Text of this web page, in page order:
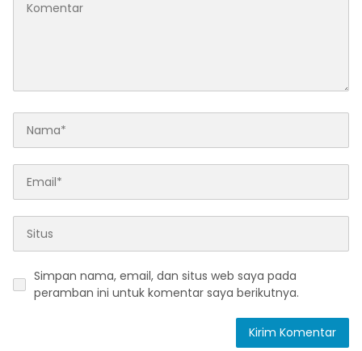
Simpan nama, email, dan situs web saya pada
peramban ini untuk komentar saya berikutnya.